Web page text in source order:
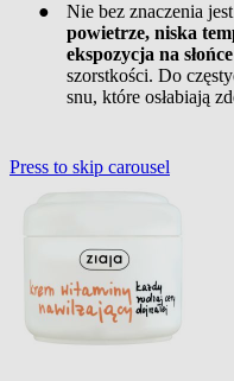
●
Nie bez znaczenia
powietrze, niska
ekspozycja na słońce
szorstkości. Do
snu, które osłabiają
Press to skip carousel